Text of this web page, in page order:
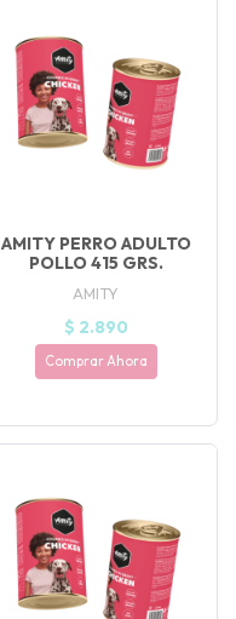
AMITY PERRO ADULTO
POLLO 415 GRS.
AMITY
$ 2.890
Comprar Ahora